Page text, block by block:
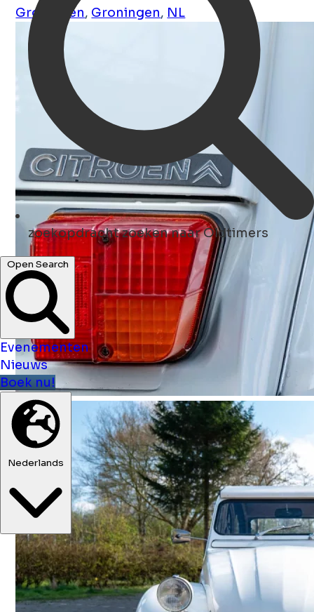
zoekopdrachtzoeken naar Oldtimers
Open Search
Evenementen
Nieuws
Boek nu!
Nederlands
Groningen, Groningen, NL